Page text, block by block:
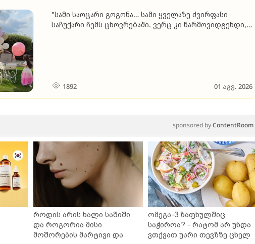
"სამი საოცარი გოგონა… სამი ყველაზე ძვირფასი
საჩუქარი ჩემს ცხოვრებაში. ვერც კი წარმოვიდგენდი,
1892 01 აგვ. 2026
sponsored byContentRoom
როდის არის ხალი საშიში
და როგორია მისი
მოშორების მარტივი და
ომეგა-3 ზაფხულშიც
საჭიროა? - რატომ არ უნდა
ვთქვათ უარი თევზზე ცხელ